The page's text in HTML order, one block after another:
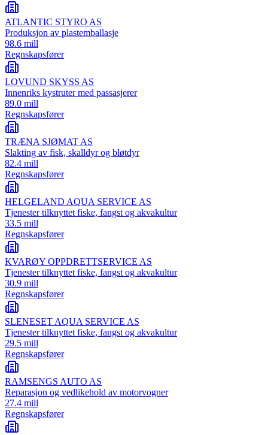
ATLANTIC STYRO AS
Produksjon av plastemballasje
98.6 mill
Regnskapsfører
LOVUND SKYSS AS
Innenriks kystruter med passasjerer
89.0 mill
Regnskapsfører
TRÆNA SJØMAT AS
Slakting av fisk, skalldyr og bløtdyr
82.4 mill
Regnskapsfører
HELGELAND AQUA SERVICE AS
Tjenester tilknyttet fiske, fangst og akvakultur
33.5 mill
Regnskapsfører
KVARØY OPPDRETTSERVICE AS
Tjenester tilknyttet fiske, fangst og akvakultur
30.9 mill
Regnskapsfører
SLENESET AQUA SERVICE AS
Tjenester tilknyttet fiske, fangst og akvakultur
29.5 mill
Regnskapsfører
RAMSENGS AUTO AS
Reparasjon og vedlikehold av motorvogner
27.4 mill
Regnskapsfører